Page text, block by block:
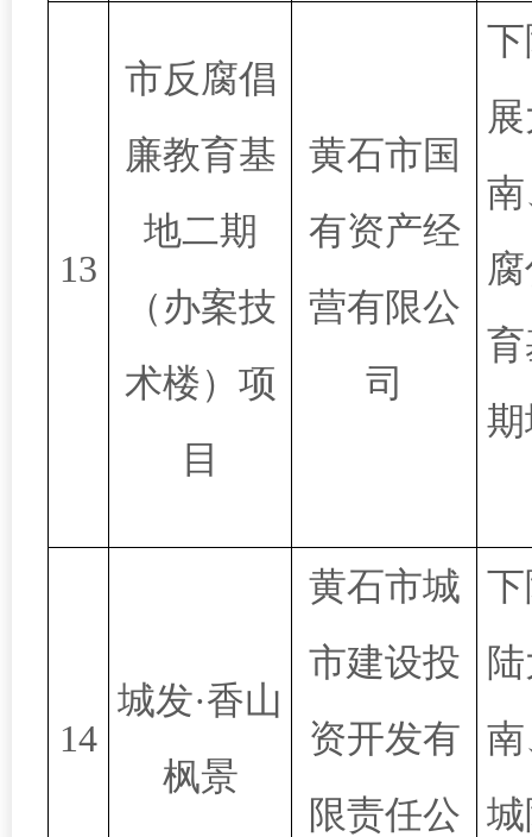
13
市反腐倡
廉教育基
地二期
（办案技
术楼）项
目
黄石市国
有资产经
营有限公
司
14
城发·香山
枫景
黄石市城
市建设投
资开发有
限责任公